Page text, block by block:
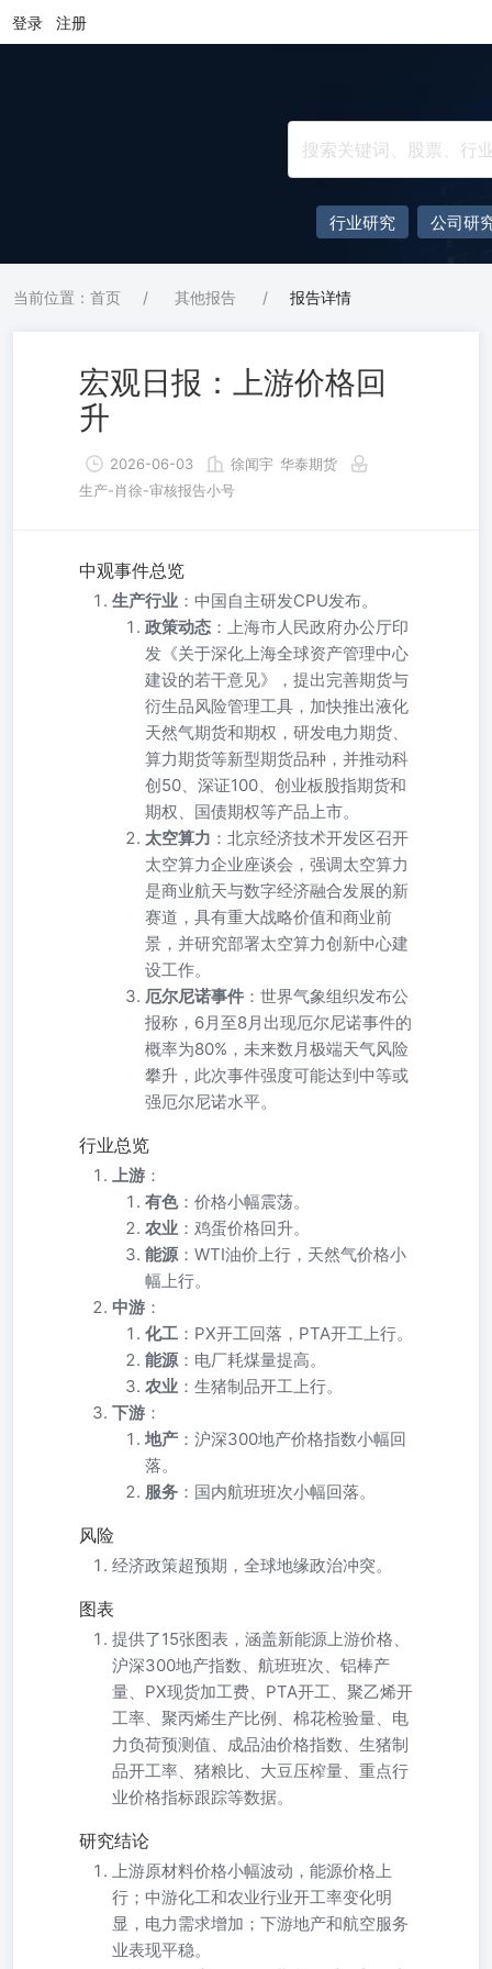
登录 注册
行业研究 公司研
当前位置：首页 / 其他报告 / 报告详情
宏观日报：上游价格回
升
2026-06-03 徐闻宇 华泰期货
生产-肖徐-审核报告小号
中观事件总览
生产行业 ：中国自主研发CPU发布。
政策动态 ：上海市人民政府办公厅印
发《关于深化上海全球资产管理中心
建设的若干意见》，提出完善期货与
衍生品风险管理工具，加快推出液化
天然气期货和期权，研发电力期货、
算力期货等新型期货品种，并推动科
创50、深证100、创业板股指期货和
期权、国债期权等产品上市。
太空算力 ：北京经济技术开发区召开
太空算力企业座谈会，强调太空算力
是商业航天与数字经济融合发展的新
赛道，具有重大战略价值和商业前
景，并研究部署太空算力创新中心建
设工作。
厄尔尼诺事件 ：世界气象组织发布公
报称，6月至8月出现厄尔尼诺事件的
概率为80%，未来数月极端天气风险
攀升，此次事件强度可能达到中等或
强厄尔尼诺水平。
行业总览
上游 ：
有色：价格小幅震荡。
农业 ：鸡蛋价格回升。
能源：WTI油价上行，天然气价格小
幅上行。
中游 ：
化工 ：PX开工回落，PTA开工上行。
能源：电厂耗煤量提高。
农业 ：生猪制品开工上行。
下游 ：
地产 ：沪深300地产价格指数小幅回
落。
服务 ：国内航班班次小幅回落。
风险
经济政策超预期，全球地缘政治冲突。
图表
提供了15张图表，涵盖新能源上游价格、
沪深300地产指数、航班班次、铝棒产
量、PX现货加工费、PTA开工、聚乙烯开
工率、聚丙烯生产比例、棉花检验量、电
力负荷预测值、成品油价格指数、生猪制
品开工率、猪粮比、大豆压榨量、重点行
业价格指标跟踪等数据。
研究结论
上游原材料价格小幅波动，能源价格上
行；中游化工和农业行业开工率变化明
显，电力需求增加；下游地产和航空服务
业表现平稳。